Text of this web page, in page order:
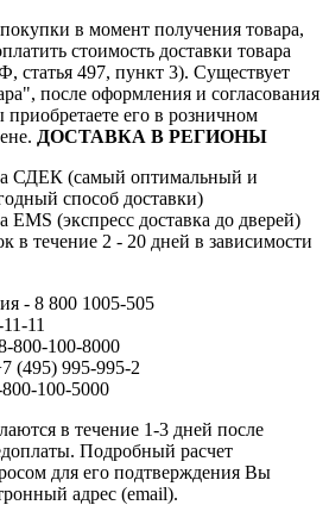
в момент получения товара,
стоимость доставки товара
статья 497, пункт 3). Существует
после оформления и согласования
его в розничном
ДОСТАВКА В РЕГИОНЫ
СДЕК (самый оптимальный и
способ доставки)
EMS (экспресс доставка до дверей)
в течение 2 - 20 дней в зависимости
- 8 800 1005-505
11
800-100-8000
(495) 995-995-2
100-5000
в течение 1-3 дней после
Подробный расчет
для его подтверждения Вы
адрес (email).